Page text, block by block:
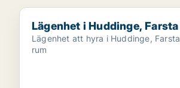
Lägenhet i Huddinge, Farsta
Lägenhet i Huddinge, Farsta
Lägenhet att hyra i Huddinge, Farsta Bostaden har 2
rum